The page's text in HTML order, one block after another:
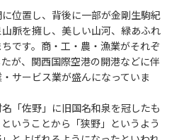
位置し、背後に一部が金剛生駒紀
脈を擁し、美しい山河、緑あふれ
です。商・工・農・漁業がそれぞ
が、関西国際空港の開港などに伴
サービス業が盛んになっていま
「佐野」に旧国名和泉を冠したも
いうことから「狭野」というよう